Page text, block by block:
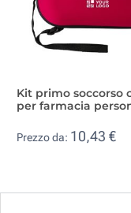
Kit primo soccorso
per farmacia
Prezzo da: 10,43 €